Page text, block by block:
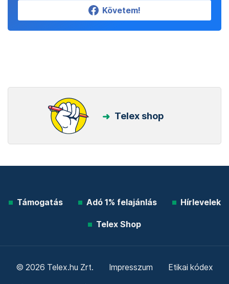
Követem!
Telex shop
Támogatás Adó 1% felajánlás Hírlevelek
Telex Shop
© 2026 Telex.hu Zrt. Impresszum Etikai kódex